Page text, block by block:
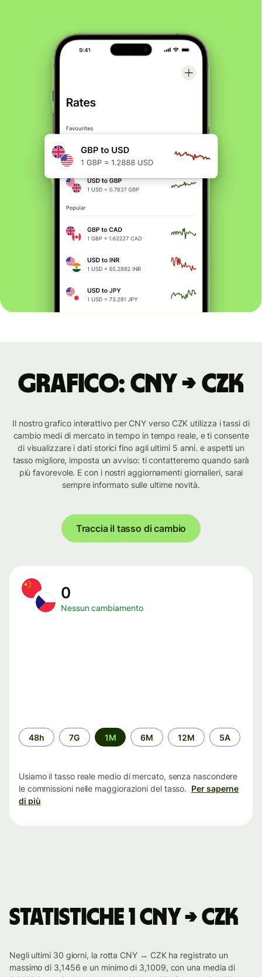
Grafico: CNY → CZK
Il nostro grafico interattivo per CNY verso CZK utilizza i tassi di
cambio medi di mercato in tempo in tempo reale, e ti consente
di visualizzare i dati storici fino agli ultimi 5 anni. e aspetti un
tasso migliore, imposta un avviso: ti contatteremo quando sarà
più favorevole. E con i nostri aggiornamenti giornalieri, sarai
sempre informato sulle ultime novità.
Traccia il tasso di cambio
0
Nessun cambiamento
Periodo
di
48h 7G 1M 6M 12M 5A
Usiamo il tasso reale medio di mercato, senza nascondere
le commissioni nelle maggiorazioni del tasso. Per saperne
di più
Statistiche 1 CNY → CZK
Negli ultimi 30 giorni, la rotta CNY → CZK ha registrato un
massimo di 3,1456 e un minimo di 3,1009, con una media di